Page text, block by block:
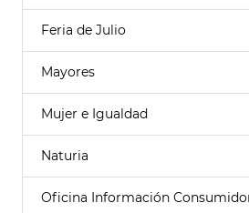
Feria de Julio
Mayores
Mujer e Igualdad
Naturia
Oficina Información